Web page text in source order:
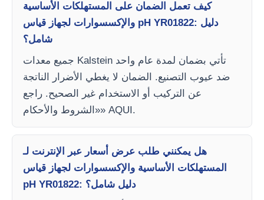
كيف تعمل الضمان على المستهلكات الأساسية
والإكسسوارات لجهاز قياس pH YR01822: دليل
شامل؟
جميع معدات Kalstein تأتي بضمان لمدة عام واحد
ضد عيوب التصنيع. الضمان لا يغطي الأضرار الناتجة
عن التركيب أو الاستخدام غير الصحيح. راجع
«الشروط والأحكام» AQUI.
هل يمكنني طلب عرض أسعار عبر الإنترنت لـ
المستهلكات الأساسية والإكسسوارات لجهاز قياس
pH YR01822: دليل شامل؟